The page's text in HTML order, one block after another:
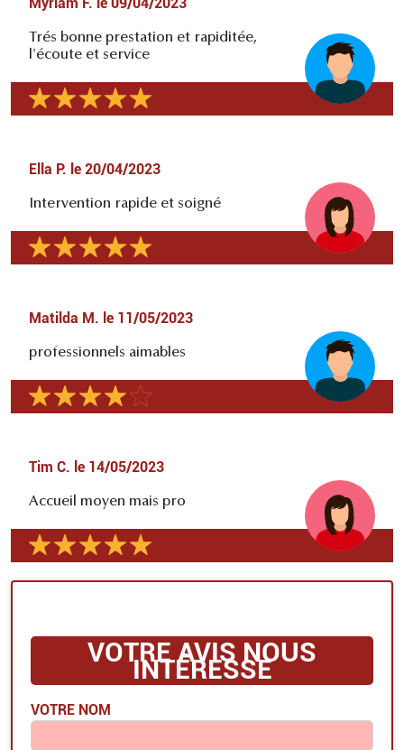
Myriam F. le 09/04/2023
Trés bonne prestation et rapiditée,
l'écoute et service
Ella P. le 20/04/2023
Intervention rapide et soigné
Matilda M. le 11/05/2023
professionnels aimables
Tim C. le 14/05/2023
Accueil moyen mais pro
VOTRE AVIS NOUS
INTÉRESSE
VOTRE NOM